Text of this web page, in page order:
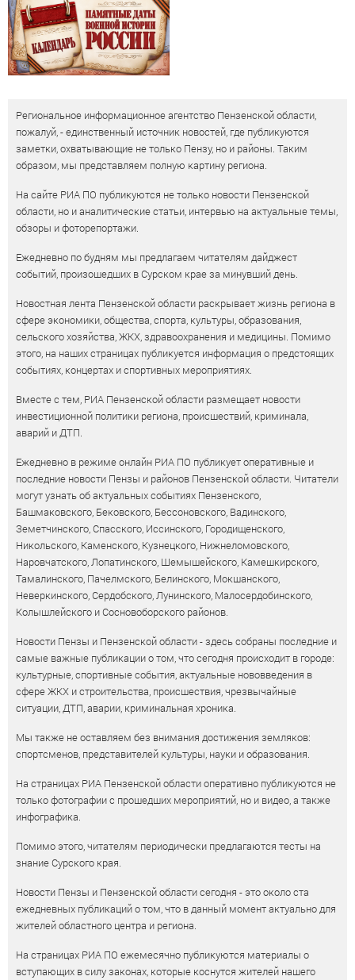
Региональное информационное агентство Пензенской области,
пожалуй, - единственный источник новостей, где публикуются
заметки, охватывающие не только Пензу, но и районы. Таким
образом, мы представляем полную картину региона.
На сайте РИА ПО публикуются не только новости Пензенской
области, но и аналитические статьи, интервью на актуальные темы,
обзоры и фоторепортажи.
Ежедневно по будням мы предлагаем читателям дайджест
событий, произошедших в Сурском крае за минувший день.
Новостная лента Пензенской области раскрывает жизнь региона в
сфере экономики, общества, спорта, культуры, образования,
сельского хозяйства, ЖКХ, здравоохранения и медицины. Помимо
этого, на наших страницах публикуется информация о предстоящих
событиях, концертах и спортивных мероприятиях.
Вместе с тем, РИА Пензенской области размещает новости
инвестиционной политики региона, происшествий, криминала,
аварий и ДТП.
Ежедневно в режиме онлайн РИА ПО публикует оперативные и
последние новости Пензы и районов Пензенской области. Читатели
могут узнать об актуальных событиях Пензенского,
Башмаковского, Бековского, Бессоновского, Вадинского,
Земетчинского, Спасского, Иссинского, Городищенского,
Никольского, Каменского, Кузнецкого, Нижнеломовского,
Наровчатского, Лопатинского, Шемышейского, Камешкирского,
Тамалинского, Пачелмского, Белинского, Мокшанского,
Неверкинского, Сердобского, Лунинского, Малосердобинского,
Колышлейского и Сосновоборского районов.
Новости Пензы и Пензенской области - здесь собраны последние и
самые важные публикации о том, что сегодня происходит в городе:
культурные, спортивные события, актуальные нововведения в
сфере ЖКХ и строительства, происшествия, чрезвычайные
ситуации, ДТП, аварии, криминальная хроника.
Мы также не оставляем без внимания достижения земляков:
спортсменов, представителей культуры, науки и образования.
На страницах РИА Пензенской области оперативно публикуются не
только фотографии с прошедших мероприятий, но и видео, а также
инфографика.
Помимо этого, читателям периодически предлагаются тесты на
знание Сурского края.
Новости Пензы и Пензенской области сегодня - это около ста
ежедневных публикаций о том, что в данный момент актуально для
жителей областного центра и региона.
На страницах РИА ПО ежемесячно публикуются материалы о
вступающих в силу законах, которые коснутся жителей нашего